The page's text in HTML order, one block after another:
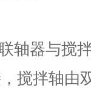
轴器与搅
搅拌轴由